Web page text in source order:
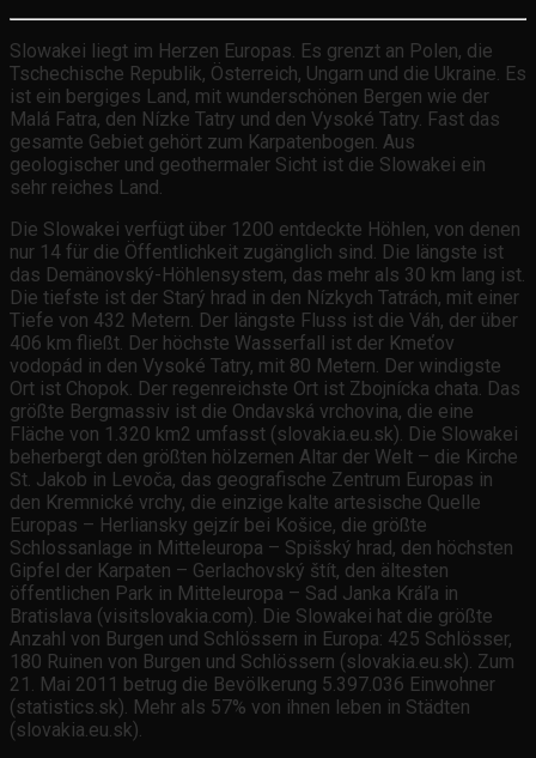
Slowakei liegt im Herzen Europas. Es grenzt an Polen, die
Tschechische Republik, Österreich, Ungarn und die Ukraine. Es
ist ein bergiges Land, mit wunderschönen Bergen wie der
Malá Fatra, den Nízke Tatry und den Vysoké Tatry. Fast das
gesamte Gebiet gehört zum Karpatenbogen. Aus
geologischer und geothermaler Sicht ist die Slowakei ein
sehr reiches Land.
Die Slowakei verfügt über 1200 entdeckte Höhlen, von denen
nur 14 für die Öffentlichkeit zugänglich sind. Die längste ist
das Demänovský-Höhlensystem, das mehr als 30 km lang ist.
Die tiefste ist der Starý hrad in den Nízkych Tatrách, mit einer
Tiefe von 432 Metern. Der längste Fluss ist die Váh, der über
406 km fließt. Der höchste Wasserfall ist der Kmeťov
vodopád in den Vysoké Tatry, mit 80 Metern. Der windigste
Ort ist Chopok. Der regenreichste Ort ist Zbojnícka chata. Das
größte Bergmassiv ist die Ondavská vrchovina, die eine
Fläche von 1.320 km2 umfasst (slovakia.eu.sk). Die Slowakei
beherbergt den größten hölzernen Altar der Welt – die Kirche
St. Jakob in Levoča, das geografische Zentrum Europas in
den Kremnické vrchy, die einzige kalte artesische Quelle
Europas – Herliansky gejzír bei Košice, die größte
Schlossanlage in Mitteleuropa – Spišský hrad, den höchsten
Gipfel der Karpaten – Gerlachovský štít, den ältesten
öffentlichen Park in Mitteleuropa – Sad Janka Kráľa in
Bratislava (visitslovakia.com). Die Slowakei hat die größte
Anzahl von Burgen und Schlössern in Europa: 425 Schlösser,
180 Ruinen von Burgen und Schlössern (slovakia.eu.sk). Zum
21. Mai 2011 betrug die Bevölkerung 5.397.036 Einwohner
(statistics.sk). Mehr als 57% von ihnen leben in Städten
(slovakia.eu.sk).